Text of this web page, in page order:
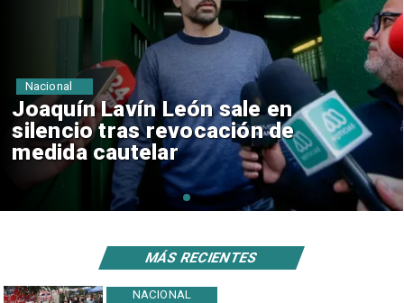
Chile y Venezuela formalizan
reinicio de relaciones
consulares
Nacional
NACIONAL
MÁS RECIENTES